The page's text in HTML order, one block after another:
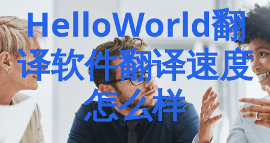
HelloWorld翻
译软件翻译速度
怎么样